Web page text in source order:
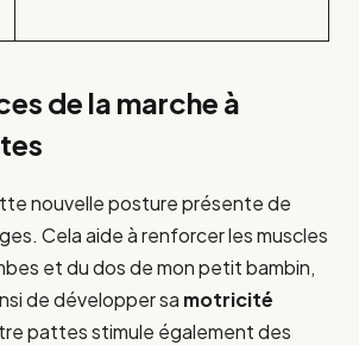
de la marche à
nouvelle posture présente de
Cela aide à renforcer les muscles
et du dos de mon petit bambin,
de développer sa motricité
pattes stimule également des